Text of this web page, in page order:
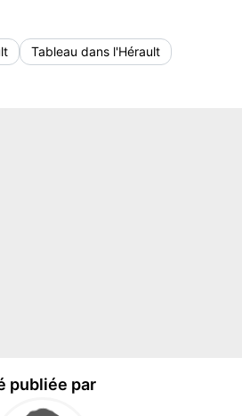
Tableau dans l'Hérault
publiée par